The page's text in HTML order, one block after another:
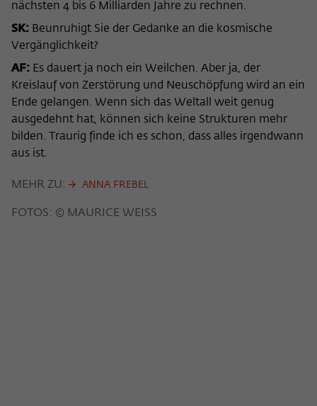
nächsten 4 bis 6 Milliarden Jahre zu rechnen.
SK: Beunruhigt Sie der Gedanke an die kosmische
Vergänglichkeit?
AF: Es dauert ja noch ein Weilchen. Aber ja, der
Kreislauf von Zerstörung und Neuschöpfung wird an ein
Ende gelangen. Wenn sich das Weltall weit genug
ausgedehnt hat, können sich keine Strukturen mehr
bilden. Traurig finde ich es schon, dass alles irgendwann
aus ist.
MEHR ZU: ANNA FREBEL
FOTOS: © MAURICE WEISS